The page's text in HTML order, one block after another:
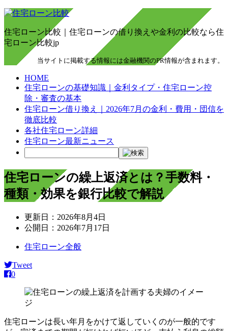
住宅ローン比較｜住宅ローンの借り換えや金利の比較なら住
宅ローン比較jp
当サイトに掲載する情報には金融機関のPR情報が含まれます。
HOME
住宅ローンの基礎知識｜金利タイプ・住宅ローン控
除・審査の基本
住宅ローン借り換え｜2026年7月の金利・費用・団信を
徹底比較
各社住宅ローン詳細
住宅ローン最新ニュース
住宅ローンの繰上返済とは？手数料・
種類・効果を銀行比較で解説
更新日： 2026年8月4日
公開日： 2026年7月17日
住宅ローン全般
Tweet
0
住宅ローンは長い年月をかけて返していくのが一般的です